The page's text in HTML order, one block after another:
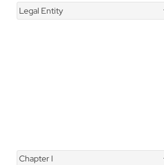
Legal Entity
Chapter I